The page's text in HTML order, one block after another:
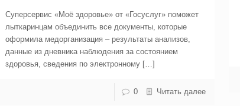
Суперсервис «Моё здоровье» от «Госуслуг» поможет
лыткаринцам объединить все документы, которые
оформила медорганизация – результаты анализов,
данные из дневника наблюдения за состоянием
здоровья, сведения по электронному […]
0 Читать далее